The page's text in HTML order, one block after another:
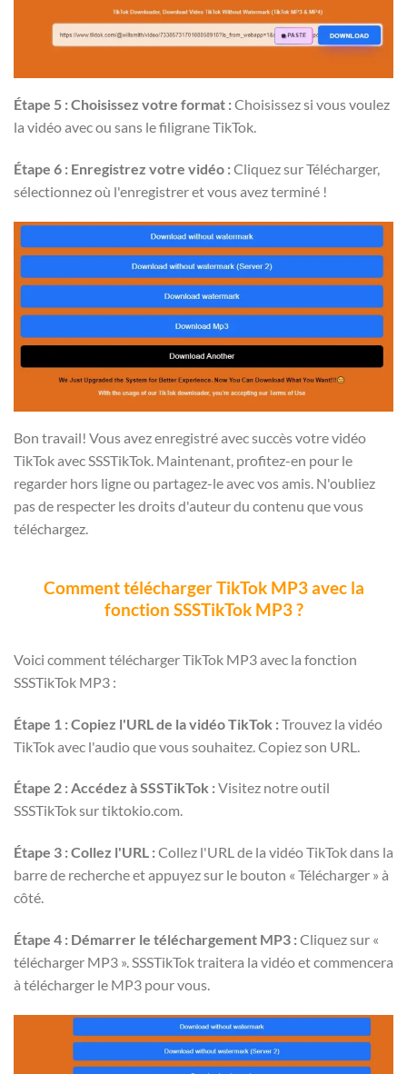
Étape 5 : Choisissez votre format :Choisissez si vous voulez
la vidéo avec ou sans le filigrane TikTok.
Étape 6 : Enregistrez votre vidéo :Cliquez sur Télécharger,
sélectionnez où l'enregistrer et vous avez terminé !
Bon travail! Vous avez enregistré avec succès votre vidéo
TikTok avec SSSTikTok. Maintenant, profitez-en pour le
regarder hors ligne ou partagez-le avec vos amis. N'oubliez
pas de respecter les droits d'auteur du contenu que vous
téléchargez.
Comment télécharger TikTok MP3 avec la
fonction SSSTikTok MP3 ?
Voici comment télécharger TikTok MP3 avec la fonction
SSSTikTok MP3 :
Étape 1 : Copiez l'URL de la vidéo TikTok :Trouvez la vidéo
TikTok avec l'audio que vous souhaitez. Copiez son URL.
Étape 2 : Accédez à SSSTikTok :Visitez notre outil
SSSTikTok sur tiktokio.com.
Étape 3 : Collez l'URL :Collez l'URL de la vidéo TikTok dans la
barre de recherche et appuyez sur le bouton « Télécharger » à
côté.
Étape 4 : Démarrer le téléchargement MP3 :Cliquez sur «
télécharger MP3 ». SSSTikTok traitera la vidéo et commencera
à télécharger le MP3 pour vous.